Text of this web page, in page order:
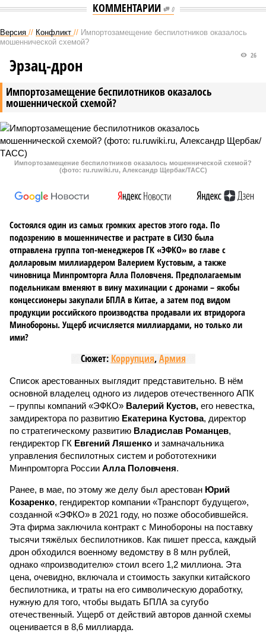
КОММЕНТАРИИ 0
Версия // Конфликт // Импортозамещение беспилотников оказалось
мошеннической схемой?
Импортозамещение беспилотников оказалось
мошеннической схемой?
26
Эрзац-дрон
Импортозамещение беспилотников оказалось мошеннической схемой?
(фото: ru.ruwiki.ru, Александр Щербак/ТАСС)
Состоялся один из самых громких арестов этого года. По
подозрению в мошенничестве и растрате в СИЗО была
отправлена группа топ-менеджеров ГК «ЭФКО» во главе с
долларовым миллиардером Валерием Кустовым, а также
чиновница Минпромторга Алла Половченя. Предполагаемым
подельникам вменяют в вину махинации с дронами – якобы
концессионеры закупали БПЛА в Китае, а затем под видом
продукции российского производства продавали их втридорога
Минобороны. Ущерб исчисляется миллиардами, но только ли
ими?
Сюжет: Коррупция,Армия
Список арестованных выглядит представительно. В нём
основной владелец одного из лидеров отечественного АПК
– группы компаний «ЭФКО» Валерий Кустов, его невестка,
замдиректора по развитию Екатерина Кустова, директор
по стратегическому развитию Владислав Романцев,
гендиректор ГК Евгений Ляшенко и замначальника
управления беспилотных систем и робототехники
Минпромторга России Алла Половченя.
Ранее, в мае, по этому же делу был арестован Юрий
Козаренко, гендиректор компании «Транспорт будущего»,
созданной «ЭФКО» в 2021 году, но позже обособившейся.
Эта фирма заключила контракт с Минобороны на поставку
тысячи тяжёлых беспилотников. Как пишет пресса, каждый
дрон обходился военному ведомству в 8 млн рублей,
однако «производителю» стоил всего 1,2 миллиона. Эта
цена, очевидно, включала и стоимость закупки китайского
беспилотника, и траты на его символическую доработку,
нужную для того, чтобы выдать БПЛА за сугубо
отечественный. Ущерб от действий авторов данной схемы
оценивается в 8,6 миллиарда.